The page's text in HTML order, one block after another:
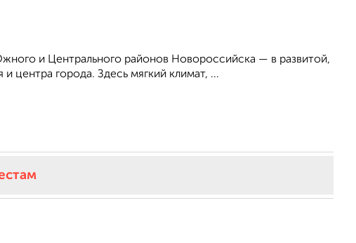
и Центрального районов Новороссийска — в развитой,
центра города. Здесь мягкий климат, ...